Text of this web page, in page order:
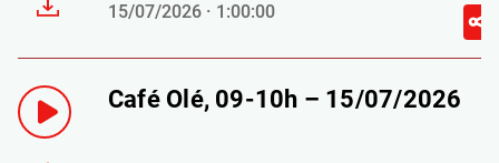
15/07/2026 · 1:00:00
Café Olé, 09-10h – 15/07/2026